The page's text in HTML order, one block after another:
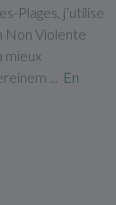
Plages, j’utilise
Non Violente
mieux
...
En